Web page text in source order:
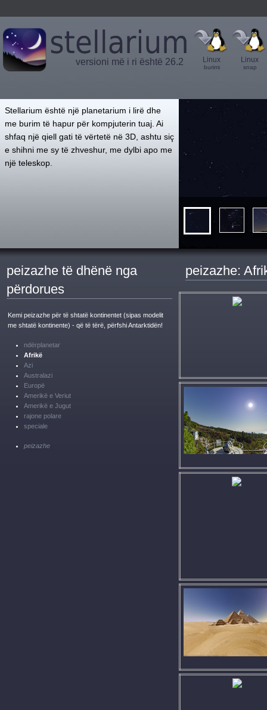
versioni më i ri është 26.2 Linux
burimi
Linux
snap
Stellarium është një planetarium i lirë dhe
me burim të hapur për kompjuterin tuaj. Ai
shfaq një qiell gati të vërtetë në 3D, ashtu siç
e shihni me sy të zhveshur, me dylbi apo me
një teleskop.
peizazhe të dhënë nga
përdorues
Kemi peizazhe për të shtatë kontinentet (sipas modelit
me shtatë kontinente) - që të tërë, përfshi Antarktidën!
ndërplanetar
Afrikë
Azi
Australazi
Europë
Amerikë e Veriut
Amerikë e Jugut
rajone polare
speciale
peizazhe
peizazhe: